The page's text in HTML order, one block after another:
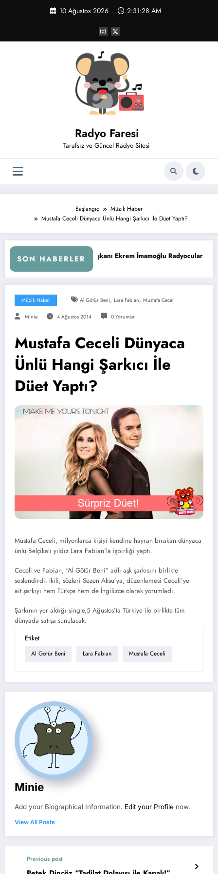
10 Ağustos 2026 2:31:29 AM
Radyo Faresi
Tarafsız ve Güncel Radyo Sitesi
Başlangıç
Müzik Haber
Mustafa Ceceli Dünyaca Ünlü Hangi Şarkıcı İle Düet Yaptı?
SON HABERLER
Ekrem İmamoğlu Radyocular ile Buluştu İstanbul’da
Müzik Haber Al Götür Beni, Lara Fabian, Mustafa Ceceli
Minie 4 Ağustos 2014 0 Yorumlar
Mustafa Ceceli Dünyaca
Ünlü Hangi Şarkıcı İle
Düet Yaptı?
Mustafa Ceceli, milyonlarca kişiyi kendine hayran bırakan dünyaca
ünlü Belçikalı yıldız Lara Fabian’la işbirliği yaptı.
Ceceli ve Fabian, “Al Götür Beni” adlı aşk şarkısını birlikte
seslendirdi. İkili, sözleri Sezen Aksu’ya, düzenlemesi Ceceli’ye
ait şarkıyı hem Türkçe hem de İngilizce olarak yorumladı.
Şarkının yer aldığı single,5 Ağustos’ta Türkiye ile birlikte tüm
dünyada satışa sunulacak.
Etiket
Al Götür Beni Lara Fabian Mustafa Ceceli
Minie
Add your Biographical Information. Edit your Profile now.
View All Posts
Previous post